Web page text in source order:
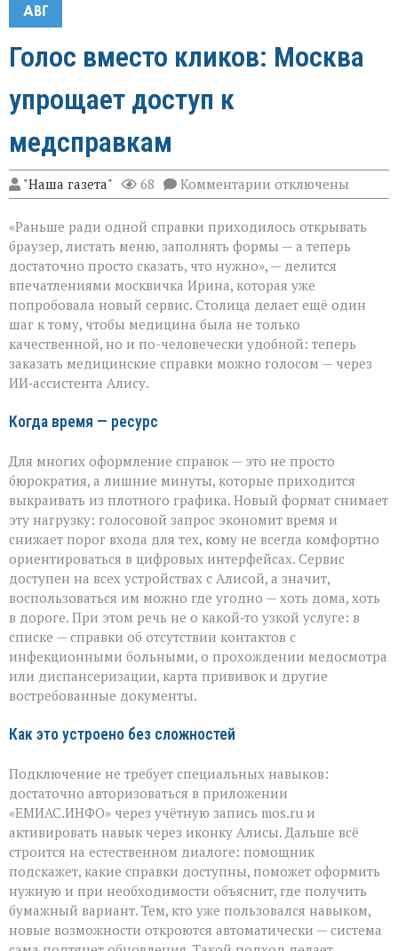
АВГ
Голос вместо кликов: Москва
упрощает доступ к
медсправкам
"Наша газета" 68 Комментарии к
записи
вместо
кликов:
упрощает
доступ
к
медсправкам
отключены
«Раньше ради одной справки приходилось открывать
браузер, листать меню, заполнять формы — а теперь
достаточно просто сказать, что нужно», — делится
впечатлениями москвичка Ирина, которая уже
попробовала новый сервис. Столица делает ещё один
шаг к тому, чтобы медицина была не только
качественной, но и по-человечески удобной: теперь
заказать медицинские справки можно голосом — через
ИИ‑ассистента Алису.
Когда время — ресурс
Для многих оформление справок — это не просто
бюрократия, а лишние минуты, которые приходится
выкраивать из плотного графика. Новый формат снимает
эту нагрузку: голосовой запрос экономит время и
снижает порог входа для тех, кому не всегда комфортно
ориентироваться в цифровых интерфейсах. Сервис
доступен на всех устройствах с Алисой, а значит,
воспользоваться им можно где угодно — хоть дома, хоть
в дороге. При этом речь не о какой‑то узкой услуге: в
списке — справки об отсутствии контактов с
инфекционными больными, о прохождении медосмотра
или диспансеризации, карта прививок и другие
востребованные документы.
Как это устроено без сложностей
Подключение не требует специальных навыков:
достаточно авторизоваться в приложении
«ЕМИАС.ИНФО» через учётную запись mos.ru и
активировать навык через иконку Алисы. Дальше всё
строится на естественном диалоге: помощник
подскажет, какие справки доступны, поможет оформить
нужную и при необходимости объяснит, где получить
бумажный вариант. Тем, кто уже пользовался навыком,
новые возможности откроются автоматически — система